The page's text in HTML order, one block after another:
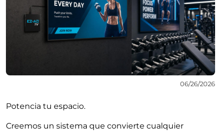
06/26/2026
Potencia tu espacio.
Creemos un sistema que convierte cualquier